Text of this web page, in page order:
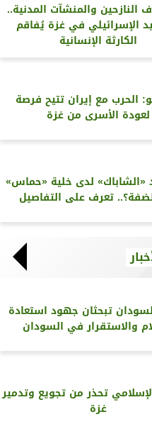
النازحين والمنشآت المدنية..
الإسرائيلي في غزة يُفاقم
الكارثة الإنسانية
الحرب مع إيران تتيح فرصة
لعودة الأسرى من غزة
«الشاباك» لدى خلية «حماس»
تعرف على التفاصيل
تبحثان جهود استعادة
والاستقرار في السودان
تحذر من تجويع وتدمير
غزة